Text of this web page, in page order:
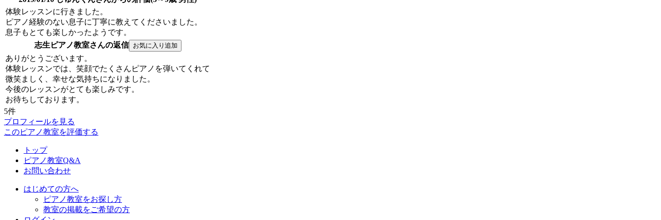
体験レッスンに行きました。
ピアノ経験のない息子に丁寧に教えてくださいました。
息子もとても楽しかったようです。
志生ピアノ教室さんの返信
ありがとうございます。
体験レッスンでは、笑顔でたくさんピアノを弾いてくれて
微笑ましく、幸せな気持ちになりました。
今後のレッスンがとても楽しみです。
お待ちしております。
5件
プロフィールを見る
このピアノ教室を評価する
トップ
ピアノ教室Q&A
お問い合わせ
はじめての方へ
ピアノ教室をお探し方
教室の掲載をご希望の方